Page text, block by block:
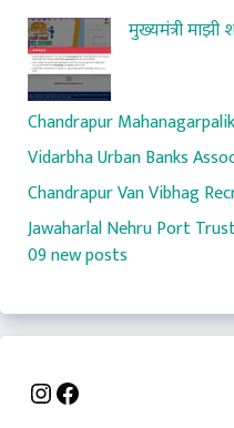
मुख्यमंत्री माझी
Chandrapur
Vidarbha Urban Banks
Chandrapur Van Vibhag
Jawaharlal Nehru Port
09 new posts
Instagram
Facebook